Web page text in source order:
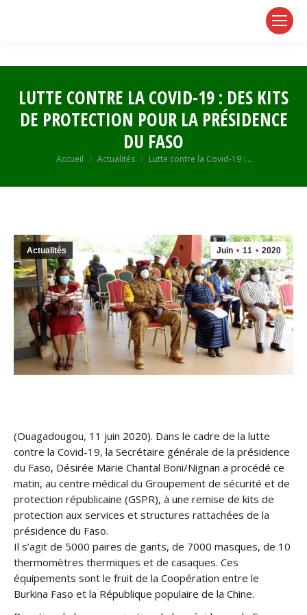
LUTTE CONTRE LA COVID-19 : DES KITS
DE PROTECTION POUR LA PRÉSIDENCE
DU FASO
Vous êtes ici :
Accueil Actualités Lutte contre la Covid-19 :…
Juin 11 2020
Actualités
(Ouagadougou, 11 juin 2020). Dans le cadre de la lutte
contre la Covid-19, la Secrétaire générale de la présidence
du Faso, Désirée Marie Chantal Boni/Nignan a procédé ce
matin, au centre médical du Groupement de sécurité et de
protection républicaine (GSPR), à une remise de kits de
protection aux services et structures rattachées de la
présidence du Faso.
Il s’agit de 5000 paires de gants, de 7000 masques, de 10
thermomètres thermiques et de casaques. Ces
équipements sont le fruit de la Coopération entre le
Burkina Faso et la République populaire de la Chine.